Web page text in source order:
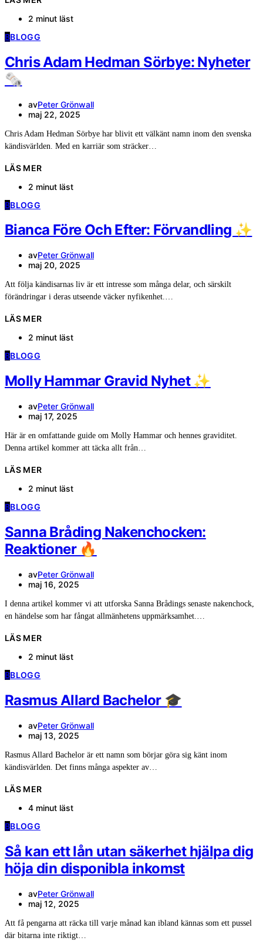
2 minut läst
BBLOGG
Chris Adam Hedman Sörbye: Nyheter
🗞️
avPeter Grönwall
maj 22, 2025
Chris Adam Hedman Sörbye har blivit ett välkänt namn inom den svenska
kändisvärlden. Med en karriär som sträcker…
LÄS MER
2 minut läst
BBLOGG
Bianca Före Och Efter: Förvandling ✨
avPeter Grönwall
maj 20, 2025
Att följa kändisarnas liv är ett intresse som många delar, och särskilt
förändringar i deras utseende väcker nyfikenhet.…
LÄS MER
2 minut läst
BBLOGG
Molly Hammar Gravid Nyhet ✨
avPeter Grönwall
maj 17, 2025
Här är en omfattande guide om Molly Hammar och hennes graviditet.
Denna artikel kommer att täcka allt från…
LÄS MER
2 minut läst
BBLOGG
Sanna Bråding Nakenchocken:
Reaktioner 🔥
avPeter Grönwall
maj 16, 2025
I denna artikel kommer vi att utforska Sanna Brådings senaste nakenchock,
en händelse som har fångat allmänhetens uppmärksamhet.…
LÄS MER
2 minut läst
BBLOGG
Rasmus Allard Bachelor 🎓
avPeter Grönwall
maj 13, 2025
Rasmus Allard Bachelor är ett namn som börjar göra sig känt inom
kändisvärlden. Det finns många aspekter av…
LÄS MER
4 minut läst
BBLOGG
Så kan ett lån utan säkerhet hjälpa dig
höja din disponibla inkomst
avPeter Grönwall
maj 12, 2025
Att få pengarna att räcka till varje månad kan ibland kännas som ett pussel
där bitarna inte riktigt…